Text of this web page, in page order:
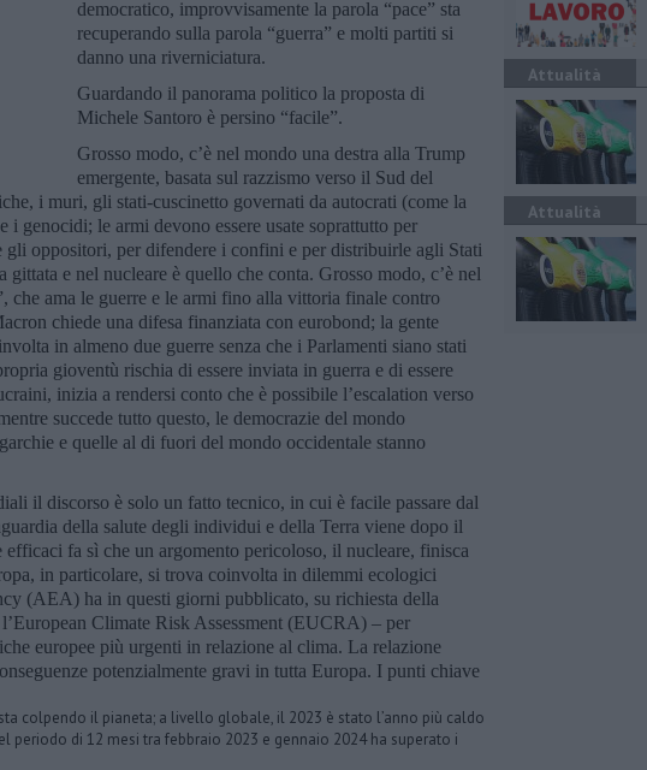
democratico, improvvisamente la parola “pace” sta
recuperando sulla parola “guerra” e molti partiti si
danno una riverniciatura.
Guardando il panorama politico la proposta di
Michele Santoro è persino “facile”.
Grosso modo, c’è nel mondo una destra alla Trump
emergente, basata sul razzismo verso il Sud del
i muri, gli stati-cuscinetto governati da autocrati (come la
genocidi; le armi devono essere usate soprattutto per
gli oppositori, per difendere i confini e per distribuirle agli Stati
e nel nucleare è quello che conta. Grosso modo, c’è nel
che ama le guerre e le armi fino alla vittoria finale contro
chiede una difesa finanziata con eurobond; la gente
in almeno due guerre senza che i Parlamenti siano stati
gioventù rischia di essere inviata in guerra e di essere
inizia a rendersi conto che è possibile l’escalation verso
succede tutto questo, le democrazie del mondo
e quelle al di fuori del mondo occidentale stanno
il discorso è solo un fatto tecnico, in cui è facile passare dal
della salute degli individui e della Terra viene dopo il
fa sì che un argomento pericoloso, il nucleare, finisca
in particolare, si trova coinvolta in dilemmi ecologici
(AEA) ha in questi giorni pubblicato, su richiesta della
Climate Risk Assessment (EUCRA) – per
europee più urgenti in relazione al clima. La relazione
potenzialmente gravi in tutta Europa. I punti chiave
colpendo il pianeta; a livello globale, il 2023 è stato l’anno più caldo
di 12 mesi tra febbraio 2023 e gennaio 2024 ha superato i
Attualità
Attualità